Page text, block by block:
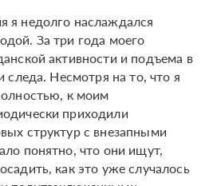
я недолго наслаждался
За три года моего
активности и подъема в
следа. Несмотря на то, что я
к моим
приходили
структур с внезапными
понятно, что они ищут,
как это уже случалось